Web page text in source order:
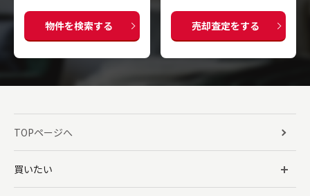
物件を検索する 売却査定をする
TOPページへ
買いたい